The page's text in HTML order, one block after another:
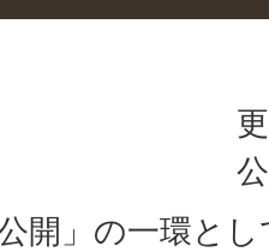
開」の一環と